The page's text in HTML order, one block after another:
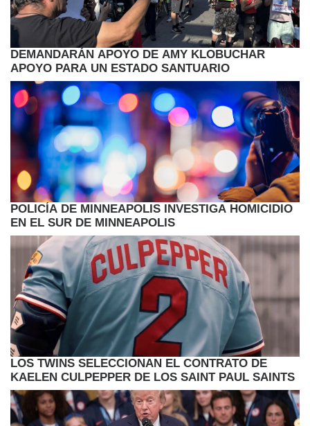
DEMANDARÁN APOYO DE AMY KLOBUCHAR
APOYO PARA UN ESTADO SANTUARIO
POLICÍA DE MINNEAPOLIS INVESTIGA HOMICIDIO
EN EL SUR DE MINNEAPOLIS
LOS TWINS SELECCIONAN EL CONTRATO DE
KAELEN CULPEPPER DE LOS SAINT PAUL SAINTS